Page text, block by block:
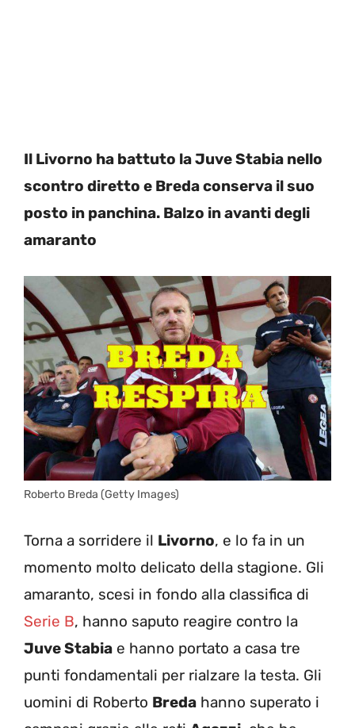
Il Livorno ha battuto la Juve Stabia nello
scontro diretto e Breda conserva il suo
posto in panchina. Balzo in avanti degli
amaranto
Roberto Breda (Getty Images)
Torna a sorridere il Livorno, e lo fa in un
momento molto delicato della stagione. Gli
amaranto, scesi in fondo alla classifica di
Serie B, hanno saputo reagire contro la
Juve Stabia e hanno portato a casa tre
punti fondamentali per rialzare la testa. Gli
uomini di Roberto Breda hanno superato i